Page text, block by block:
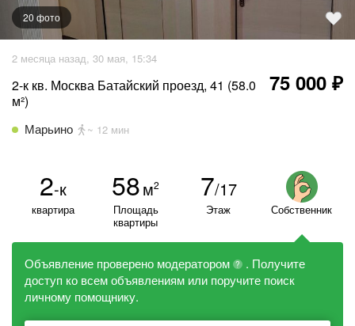
20 фото
2 месяца назад, 30 мая, 15:34
2-к кв. Москва Батайский проезд, 41 (58.0
м²)
75 000 ₽
Марьино ~ 12 мин
2-к
квартира
58м2
Площадь
квартиры
7/17
Этаж Собственник
Объявление проверено модератором ?
. Получите
доступ ко всем объявлениям или поручите поиск
личному помощнику.